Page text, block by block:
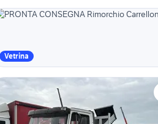
Vetrina